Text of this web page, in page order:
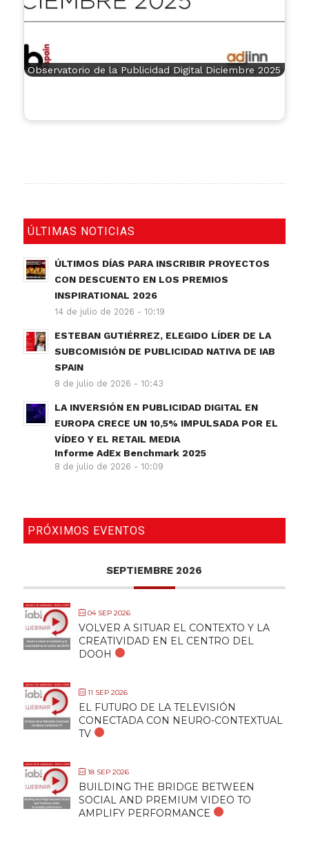
Observatorio de la Publicidad Digital Diciembre 2025
ÚLTIMAS NOTICIAS
ÚLTIMOS DÍAS PARA INSCRIBIR PROYECTOS
CON DESCUENTO EN LOS PREMIOS
INSPIRATIONAL 2026
14 de julio de 2026 - 10:19
ESTEBAN GUTIÉRREZ, ELEGIDO LÍDER DE LA
SUBCOMISIÓN DE PUBLICIDAD NATIVA DE IAB
SPAIN
8 de julio de 2026 - 10:43
LA INVERSIÓN EN PUBLICIDAD DIGITAL EN
EUROPA CRECE UN 10,5% IMPULSADA POR EL
VÍDEO Y EL RETAIL MEDIA
Informe AdEx Benchmark 2025
8 de julio de 2026 - 10:09
PRÓXIMOS EVENTOS
SEPTIEMBRE 2026
04 SEP 2026
VOLVER A SITUAR EL CONTEXTO Y LA
CREATIVIDAD EN EL CENTRO DEL
DOOH
11 SEP 2026
EL FUTURO DE LA TELEVISIÓN
CONECTADA CON NEURO-CONTEXTUAL
TV
18 SEP 2026
BUILDING THE BRIDGE BETWEEN
SOCIAL AND PREMIUM VIDEO TO
AMPLIFY PERFORMANCE